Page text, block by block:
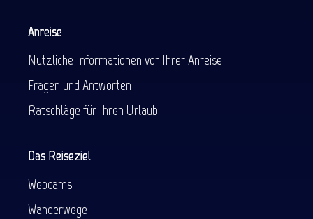
Anreise
Nützliche Informationen vor Ihrer Anreise
Fragen und Antworten
Ratschläge für Ihren Urlaub
Das Reiseziel
Webcams
Wanderwege